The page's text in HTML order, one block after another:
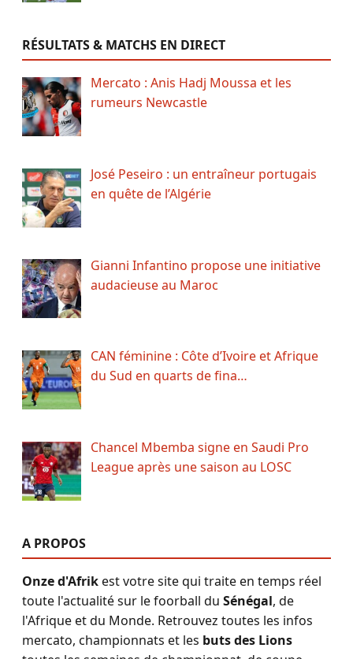
RÉSULTATS & MATCHS EN DIRECT
Mercato : Anis Hadj Moussa et les
rumeurs Newcastle
José Peseiro : un entraîneur portugais
en quête de l’Algérie
Gianni Infantino propose une initiative
audacieuse au Maroc
CAN féminine : Côte d’Ivoire et Afrique
du Sud en quarts de fina…
Chancel Mbemba signe en Saudi Pro
League après une saison au LOSC
A PROPOS
Onze d'Afrikest votre site qui traite en temps réel
toute l'actualité sur le foorball du Sénégal, de
l'Afrique et du Monde. Retrouvez toutes les infos
mercato, championnats et les buts des Lions